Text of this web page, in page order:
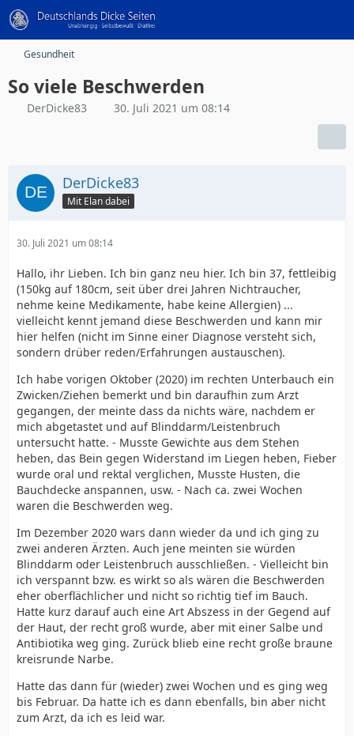
Gesundheit
So viele Beschwerden
DerDicke83 30. Juli 2021 um 08:14
DerDicke83
Mit Elan dabei
30. Juli 2021 um 08:14
Hallo, ihr Lieben. Ich bin ganz neu hier. Ich bin 37, fettleibig
(150kg auf 180cm, seit über drei Jahren Nichtraucher,
nehme keine Medikamente, habe keine Allergien) ...
vielleicht kennt jemand diese Beschwerden und kann mir
hier helfen (nicht im Sinne einer Diagnose versteht sich,
sondern drüber reden/Erfahrungen austauschen).
Ich habe vorigen Oktober (2020) im rechten Unterbauch ein
Zwicken/Ziehen bemerkt und bin daraufhin zum Arzt
gegangen, der meinte dass da nichts wäre, nachdem er
mich abgetastet und auf Blinddarm/Leistenbruch
untersucht hatte. - Musste Gewichte aus dem Stehen
heben, das Bein gegen Widerstand im Liegen heben, Fieber
wurde oral und rektal verglichen, Musste Husten, die
Bauchdecke anspannen, usw. - Nach ca. zwei Wochen
waren die Beschwerden weg.
Im Dezember 2020 wars dann wieder da und ich ging zu
zwei anderen Ärzten. Auch jene meinten sie würden
Blinddarm oder Leistenbruch ausschließen. - Vielleicht bin
ich verspannt bzw. es wirkt so als wären die Beschwerden
eher oberflächlicher und nicht so richtig tief im Bauch.
Hatte kurz darauf auch eine Art Abszess in der Gegend auf
der Haut, der recht groß wurde, aber mit einer Salbe und
Antibiotika weg ging. Zurück blieb eine recht große braune
kreisrunde Narbe.
Hatte das dann für (wieder) zwei Wochen und es ging weg
bis Februar. Da hatte ich es dann ebenfalls, bin aber nicht
zum Arzt, da ich es leid war.